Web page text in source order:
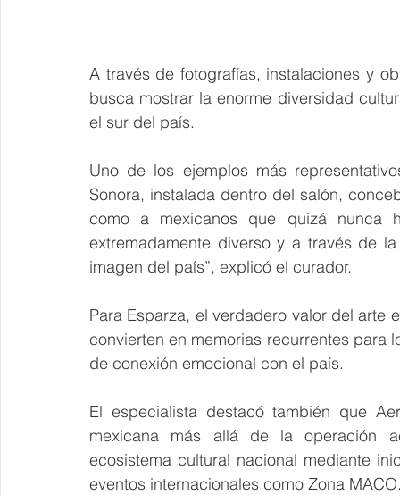
A través de fotografías, instalaciones y
busca mostrar la enorme diversidad
el sur del país.
Uno de los ejemplos más
Sonora, instalada dentro del salón,
como a mexicanos que quizá nunca
extremadamente diverso y a través de
imagen del país”, explicó el curador.
Para Esparza, el verdadero valor del arte
convierten en memorias recurrentes para
de conexión emocional con el país.
El especialista destacó también que
mexicana más allá de la operación
ecosistema cultural nacional mediante
eventos internacionales como Zona